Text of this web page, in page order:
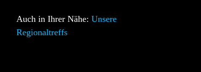
Auch in Ihrer Nähe: Unsere
Regionaltreffs